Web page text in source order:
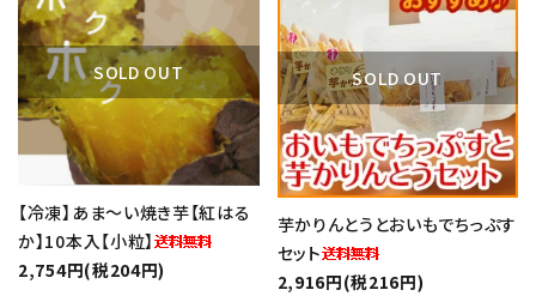
SOLD OUT
【冷凍】あま～い焼き芋【紅はる
か】10本入【小粒】
2,754円(税204円)
SOLD OUT
芋かりんとうとおいもでちっぷす
セット
2,916円(税216円)